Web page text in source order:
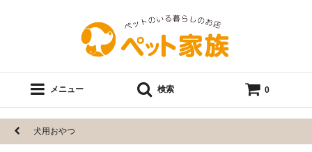
メニュー 検索 0
犬用おやつ